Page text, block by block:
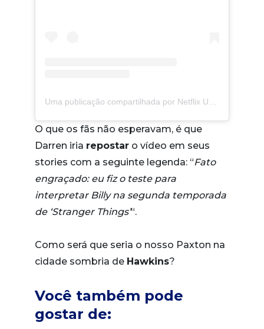
O que os fãs não esperavam, é que
Darren iria repostar o vídeo em seus
stories com a seguinte legenda: “Fato
engraçado: eu fiz o teste para
interpretar Billy na segunda temporada
de ‘Stranger Things’“.
Como será que seria o nosso Paxton na
cidade sombria de Hawkins?
Você também pode
gostar de: